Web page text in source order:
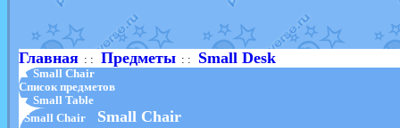
Главная: : Предметы: : Small Desk
▲ Small Chair
Список предметов
▼ Small Table
Small Chair
Small Chair